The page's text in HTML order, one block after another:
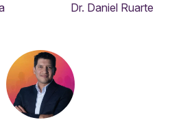
Dr. Daniel Ruarte